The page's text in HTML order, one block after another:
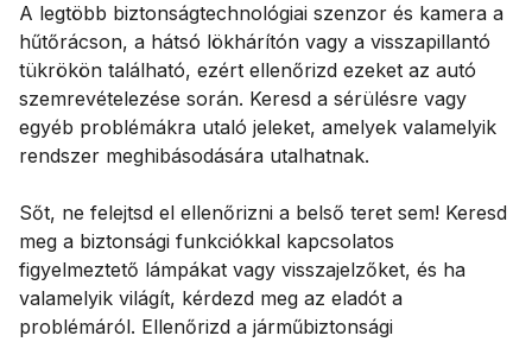
A legtöbb biztonságtechnológiai szenzor és kamera a
hűtőrácson, a hátsó lökhárítón vagy a visszapillantó
tükrökön található, ezért ellenőrizd ezeket az autó
szemrevételezése során. Keresd a sérülésre vagy
egyéb problémákra utaló jeleket, amelyek valamelyik
rendszer meghibásodására utalhatnak.
Sőt, ne felejtsd el ellenőrizni a belső teret sem! Keresd
meg a biztonsági funkciókkal kapcsolatos
figyelmeztető lámpákat vagy visszajelzőket, és ha
valamelyik világít, kérdezd meg az eladót a
problémáról. Ellenőrizd a járműbiztonsági